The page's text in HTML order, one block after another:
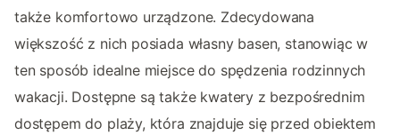
także komfortowo urządzone. Zdecydowana
większość z nich posiada własny basen, stanowiąc w
ten sposób idealne miejsce do spędzenia rodzinnych
wakacji. Dostępne są także kwatery z bezpośrednim
dostępem do plaży, która znajduje się przed obiektem